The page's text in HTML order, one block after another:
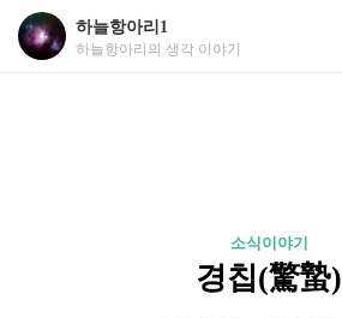
하늘항아리1
하늘항아리의 생각 이야기
소식이야기
경칩(驚蟄)